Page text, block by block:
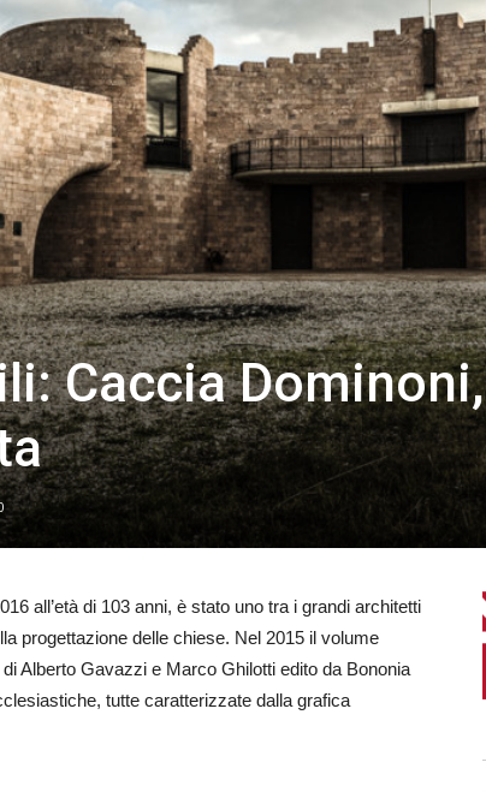
Caccia Dominoni,
all’età di 103 anni, è stato uno tra i grandi architetti
progettazione delle chiese. Nel 2015 il volume
di Alberto Gavazzi e Marco Ghilotti edito da Bononia
tutte caratterizzate dalla grafica